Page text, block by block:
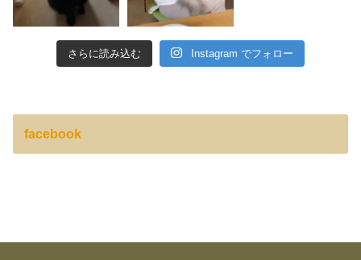
さらに読み込む Instagram でフォロー
facebook